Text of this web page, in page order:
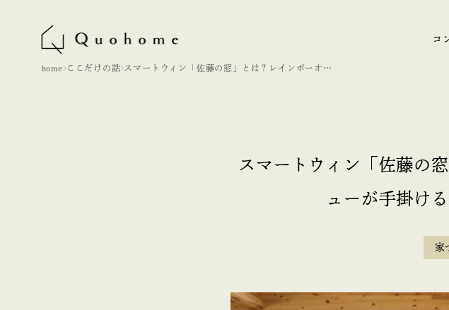
コ
home ここだけの話 スマートウィン「佐藤の窓」とは？レインボーオー
スマートウィン「佐藤の
ューが手掛け
家